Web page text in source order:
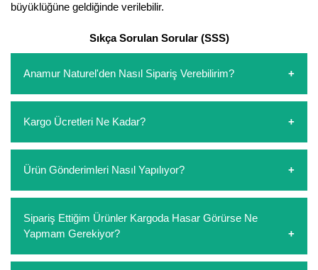
büyüklüğüne geldiğinde verilebilir.
Sıkça Sorulan Sorular (SSS)
Anamur Naturel'den Nasıl Sipariş Verebilirim?
oluşturarak,iletişim numaralarımızdan bizi arayarak veya
whatsapp hattımızdan bizlere isteklerinizi yazarak sipariş
ödemelerini sipariş verdikten sonra havale/eft veya sipariş
Kargo Ücretleri Ne Kadar?
etmeyin diye 1500 lira ve üzerindeki siparişlerinizde
kargoyu biz karşılıyoruz. 1500 Lira altında kalan
kargo ücreti ödeme aşamasında sepetinize eklenecektir.
Ürün Gönderimleri Nasıl Yapılıyor?
paketlenip gönderim yapılmaktadır.
Sipariş Ettiğim Ürünler Kargoda Hasar Görürse Ne
Yapmam Gerekiyor?